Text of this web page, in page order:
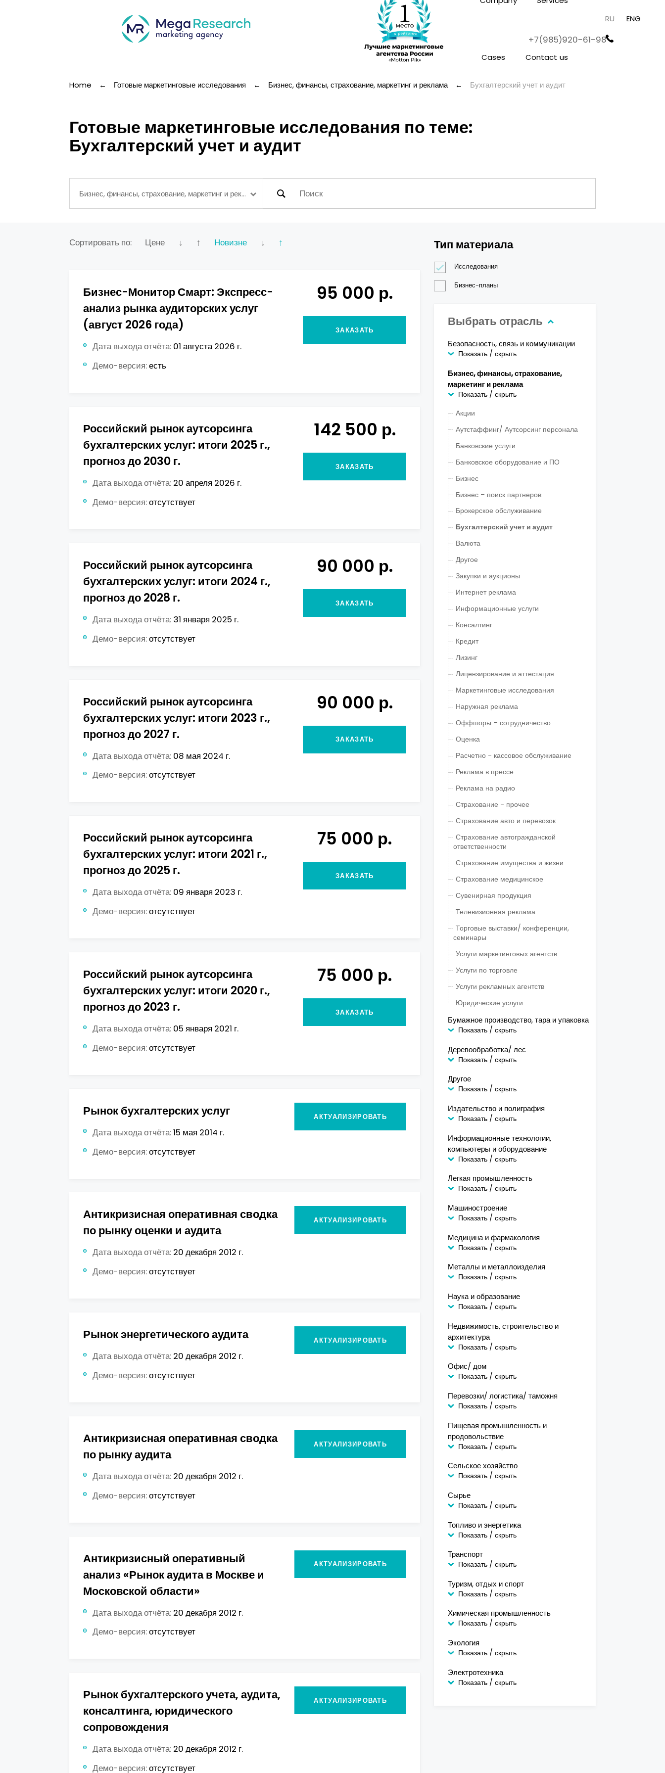
Cases Contact us
RU ENG
+7(985)920-61-98
Home ← Готовые маркетинговые исследования ← Бизнес, финансы, страхование, маркетинг и реклама ← Бухгалтерский учет и аудит
Готовые маркетинговые исследования по теме:
Бухгалтерский учет и аудит
Бизнес, финансы, страхование, маркетинг и реклама
Сортировать по: Цене ↓ ↑ Новизне ↓ ↑
Бизнес-Монитор Смарт: Экспресс-
анализ рынка аудиторских услуг
(август 2026 года)
Дата выхода отчёта: 01 августа 2026 г.
Демо-версия:есть
95 000 р.
ЗАКАЗАТЬ
Российский рынок аутсорсинга
бухгалтерских услуг: итоги 2025 г.,
прогноз до 2030 г.
Дата выхода отчёта: 20 апреля 2026 г.
Демо-версия:отсутствует
142 500 р.
ЗАКАЗАТЬ
Российский рынок аутсорсинга
бухгалтерских услуг: итоги 2024 г.,
прогноз до 2028 г.
Дата выхода отчёта: 31 января 2025 г.
Демо-версия:отсутствует
90 000 р.
ЗАКАЗАТЬ
Российский рынок аутсорсинга
бухгалтерских услуг: итоги 2023 г.,
прогноз до 2027 г.
Дата выхода отчёта: 08 мая 2024 г.
Демо-версия:отсутствует
90 000 р.
ЗАКАЗАТЬ
Российский рынок аутсорсинга
бухгалтерских услуг: итоги 2021 г.,
прогноз до 2025 г.
Дата выхода отчёта: 09 января 2023 г.
Демо-версия:отсутствует
75 000 р.
ЗАКАЗАТЬ
Российский рынок аутсорсинга
бухгалтерских услуг: итоги 2020 г.,
прогноз до 2023 г.
Дата выхода отчёта: 05 января 2021 г.
Демо-версия:отсутствует
75 000 р.
ЗАКАЗАТЬ
Рынок бухгалтерских услуг
Дата выхода отчёта:15 мая 2014 г.
Демо-версия:отсутствует
АКТУАЛИЗИРОВАТЬ
Антикризисная оперативная сводка
по рынку оценки и аудита
Дата выхода отчёта: 20 декабря 2012 г.
Демо-версия:отсутствует
АКТУАЛИЗИРОВАТЬ
Рынок энергетического аудита
Дата выхода отчёта: 20 декабря 2012 г.
Демо-версия:отсутствует
АКТУАЛИЗИРОВАТЬ
Антикризисная оперативная сводка
по рынку аудита
Дата выхода отчёта: 20 декабря 2012 г.
Демо-версия:отсутствует
АКТУАЛИЗИРОВАТЬ
Антикризисный оперативный
анализ «Рынок аудита в Москве и
Московской области»
Дата выхода отчёта: 20 декабря 2012 г.
Демо-версия:отсутствует
АКТУАЛИЗИРОВАТЬ
Рынок бухгалтерского учета, аудита,
консалтинга, юридического
сопровождения
Дата выхода отчёта: 20 декабря 2012 г.
Демо-версия:отсутствует
АКТУАЛИЗИРОВАТЬ
Тип материала
Исследования
Бизнес-планы
Выбрать отрасль
Безопасность, связь и коммуникации
Показать / скрыть
Бизнес, финансы, страхование,
маркетинг и реклама
Показать / скрыть
Акции
Аутстаффинг/ Аутсорсинг персонала
Банковские услуги
Банковское оборудование и ПО
Бизнес
Бизнес – поиск партнеров
Брокерское обслуживание
Бухгалтерский учет и аудит
Валюта
Другое
Закупки и аукционы
Интернет реклама
Информационные услуги
Консалтинг
Кредит
Лизинг
Лицензирование и аттестация
Маркетинговые исследования
Наружная реклама
Оффшоры – сотрудничество
Оценка
Расчетно - кассовое обслуживание
Реклама в прессе
Реклама на радио
Страхование - прочее
Страхование авто и перевозок
Страхование автогражданской
ответственности
Страхование имущества и жизни
Страхование медицинское
Сувенирная продукция
Телевизионная реклама
Торговые выставки/ конференции,
семинары
Услуги маркетинговых агентств
Услуги по торговле
Услуги рекламных агентств
Юридические услуги
Бумажное производство, тара и упаковка
Показать / скрыть
Деревообработка/ лес
Показать / скрыть
Другое
Показать / скрыть
Издательство и полиграфия
Показать / скрыть
Информационные технологии,
компьютеры и оборудование
Показать / скрыть
Легкая промышленность
Показать / скрыть
Машиностроение
Показать / скрыть
Медицина и фармакология
Показать / скрыть
Металлы и металлоизделия
Показать / скрыть
Наука и образование
Показать / скрыть
Недвижимость, строительство и
архитектура
Показать / скрыть
Офис/ дом
Показать / скрыть
Перевозки/ логистика/ таможня
Показать / скрыть
Пищевая промышленность и
продовольствие
Показать / скрыть
Сельское хозяйство
Показать / скрыть
Сырье
Показать / скрыть
Топливо и энергетика
Показать / скрыть
Транспорт
Показать / скрыть
Туризм, отдых и спорт
Показать / скрыть
Химическая промышленность
Показать / скрыть
Экология
Показать / скрыть
Электротехника
Показать / скрыть